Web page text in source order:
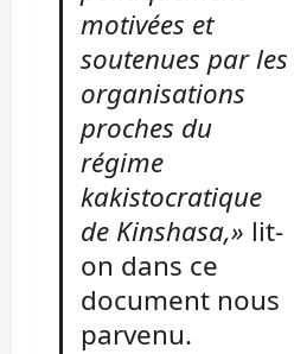
motivées et
soutenues par les
organisations
proches du
régime
kakistocratique
de Kinshasa,» lit-
on dans ce
document nous
parvenu.